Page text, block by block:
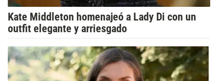
Kate Middleton homenajeó a Lady Di con un
outfit elegante y arriesgado